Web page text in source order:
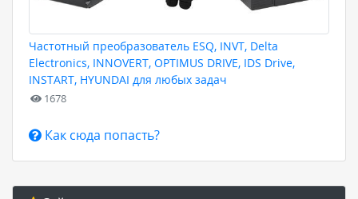
Частотный преобразователь ESQ, INVT, Delta
Electronics, INNOVERT, OPTIMUS DRIVE, IDS Drive,
INSTART, HYUNDAI для любых задач
1678
Как сюда попасть?